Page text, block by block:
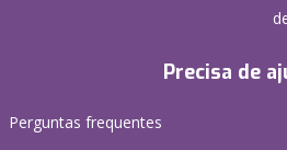
Precisa de
Perguntas frequentes